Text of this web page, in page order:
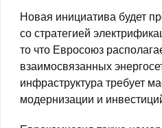
Новая инициатива будет
со стратегией
то что Евросоюз
взаимосвязанных
инфраструктура требует
модернизации и